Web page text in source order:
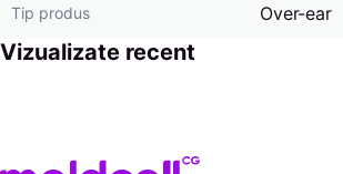
Tip produs Over-ear
Vizualizate recent